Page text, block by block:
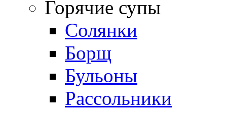
Горячие супы
Солянки
Борщ
Бульоны
Рассольники